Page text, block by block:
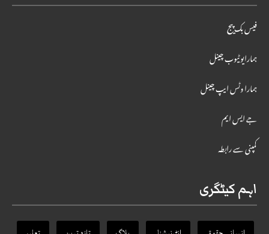
فیس بک پیج
ہمارایوٹیوب چینل
ہمارا وٹس ایپ چینل
جے ایس ایم
کمپنی سے رابطہ
اہم کیٹگری